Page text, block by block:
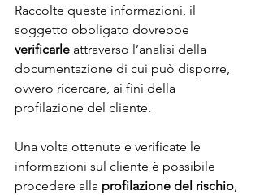
Raccolte queste informazioni, il
soggetto obbligato dovrebbe
verificarle attraverso l’analisi della
documentazione di cui può disporre,
ovvero ricercare, ai fini della
profilazione del cliente.
Una volta ottenute e verificate le
informazioni sul cliente è possibile
procedere alla profilazione del rischio,